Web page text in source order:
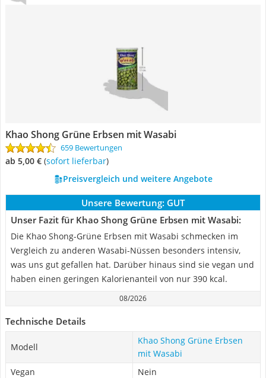
Khao Shong Grüne Erbsen mit Wasabi
659 Bewertungen
ab 5,00 € ( Sofort lieferbar)
Preisvergleich und weitere Angebote
Unsere Bewertung: GUT
Unser Fazit für Khao Shong Grüne Erbsen mit Wasabi:
Die Khao Shong-Grüne Erbsen mit Wasabi schmecken im
Vergleich zu anderen Wasabi-Nüssen besonders intensiv,
was uns gut gefallen hat. Darüber hinaus sind sie vegan und
haben einen geringen Kalorienanteil von nur 390 kcal.
08/2026
Technische Details
Modell
Khao Shong Grüne Erbsen
mit Wasabi
Vegan
Nein